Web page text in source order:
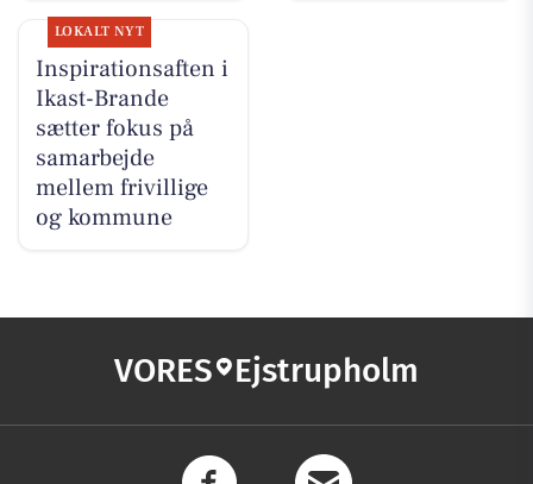
LOKALT NYT
Inspirationsaften i
Ikast-Brande
sætter fokus på
samarbejde
mellem frivillige
og kommune
VORES Ejstrupholm